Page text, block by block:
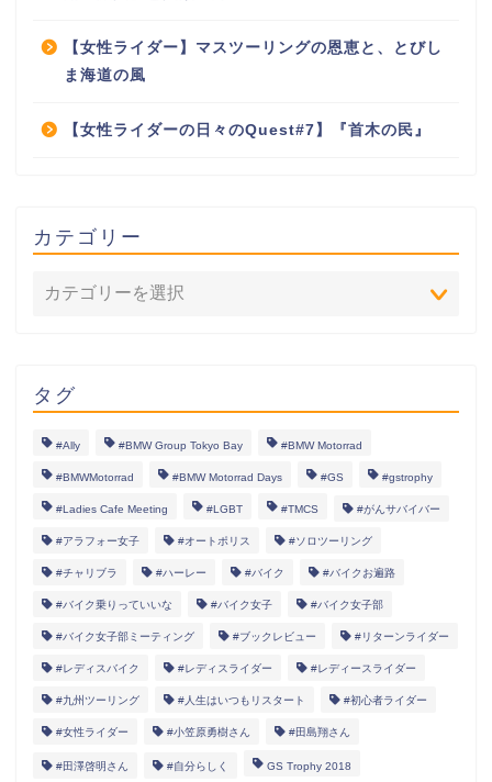
【女性ライダー】マスツーリングの恩恵と、とびし
ま海道の風
【女性ライダーの日々のQuest#7】『首木の民』
カテゴリー
タグ
#Ally #BMW Group Tokyo Bay #BMW Motorrad
#BMWMotorrad #BMW Motorrad Days #GS #gstrophy
#Ladies Cafe Meeting #LGBT #TMCS #がんサバイバー
#アラフォー女子 #オートポリス #ソロツーリング
#チャリブラ #ハーレー #バイク #バイクお遍路
#バイク乗りっていいな #バイク女子 #バイク女子部
#バイク女子部ミーティング #ブックレビュー #リターンライダー
#レディスバイク #レディスライダー #レディースライダー
#九州ツーリング #人生はいつもリスタート #初心者ライダー
#女性ライダー #小笠原勇樹さん #田島翔さん
#田澤啓明さん #自分らしく GS Trophy 2018